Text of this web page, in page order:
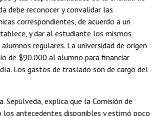
debe reconocer y convalidar las
correspondientes, de acuerdo a un
y dar al estudiante los mismos
regulares. La universidad de origen
de $90.000 al alumno para financiar
Los gastos de traslado son de cargo del
Sepúlveda, explica que la Comisión de
los antecedentes disponibles y estimó poco